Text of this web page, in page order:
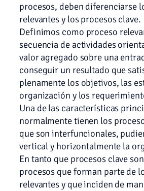
procesos, deben diferenciarse
relevantes y los procesos clave.
Definimos como proceso
secuencia de actividades
valor agregado sobre una
conseguir un resultado que
plenamente los objetivos, las
organización y los
Una de las características
normalmente tienen los
que son interfuncionales,
vertical y horizontalmente la
En tanto que procesos clave
procesos que forman parte de
relevantes y que inciden de